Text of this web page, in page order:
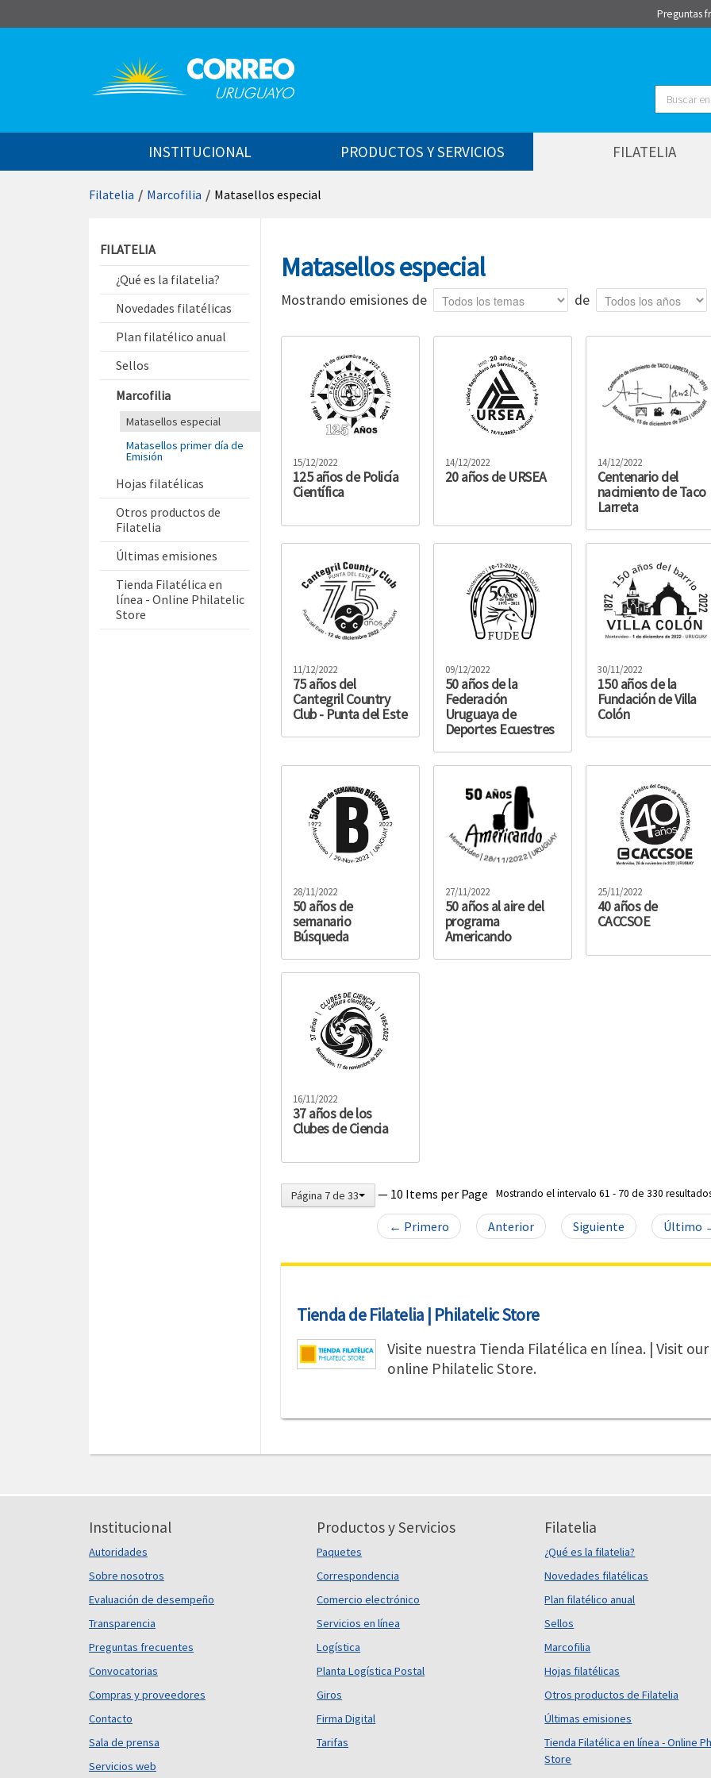
Preguntas
Buscar
INSTITUCIONAL PRODUCTOS Y SERVICIOS FILATELIA
Filatelia / Marcofilia / Matasellos especial
FILATELIA
¿Qué es la filatelia?
Novedades filatélicas
Plan filatélico anual
Sellos
Marcofilia
Matasellos especial
Matasellos primer día de
Emisión
Hojas filatélicas
Otros productos de
Filatelia
Últimas emisiones
Tienda Filatélica en
línea - Online Philatelic
Store
Matasellos especial
Mostrando emisiones de Tema de Año
15/12/2022
125 años de Policía
Científica
14/12/2022
20 años de URSEA
14/12/2022
Centenario del
nacimiento de Taco
Larreta
11/12/2022
75 años del
Cantegril Country
Club - Punta del Este
09/12/2022
50 años de la
Federación
Uruguaya de
Deportes Ecuestres
30/11/2022
150 años de la
Fundación de Villa
Colón
28/11/2022
50 años de
semanario
Búsqueda
27/11/2022
50 años al aire del
programa
Americando
25/11/2022
40 años de
CACCSOE
16/11/2022
37 años de los
Clubes de Ciencia
Página 7 de 33 — 10 Items per Page Mostrando el intervalo 61 - 70 de 330
← Primero Anterior Siguiente Último
Tienda de Filatelia | Philatelic Store
Visite nuestra Tienda Filatélica en línea. | Visit our
online Philatelic Store.
Institucional
Autoridades
Sobre nosotros
Evaluación de desempeño
Transparencia
Preguntas frecuentes
Convocatorias
Compras y proveedores
Contacto
Sala de prensa
Servicios web
Productos y Servicios
Paquetes
Correspondencia
Comercio electrónico
Servicios en línea
Logística
Planta Logística Postal
Giros
Firma Digital
Tarifas
Filatelia
¿Qué es la filatelia?
Novedades filatélicas
Plan filatélico anual
Sellos
Marcofilia
Hojas filatélicas
Otros productos de Filatelia
Últimas emisiones
Tienda Filatélica en línea - Online
Store